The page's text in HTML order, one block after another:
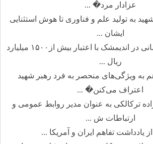
عزادار مرد� ...
شهید به تولید علم و فناوری تا هوش استثنایی
ایشان ...
اجرای ۵ طرح آبرسانی در اندیمشک با اعتبار بیش از۱۵۰۰ میلیارد
ریال ...
به ویژگی‌های منحصر به فرد رهبر شهید
اعتراف می‌کنن� ...
ترکالکی به عنوان مدیر روابط عمومی و
ارتباطات ش ...
یادداشت تفاهم ایران و آمریکا ...